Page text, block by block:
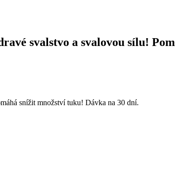
svalstvo a svalovou sílu!
snížit množství tuku! Dávka na 30 dní.